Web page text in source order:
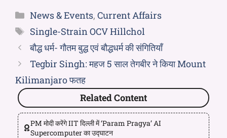
News & Events, Current Affairs
Single-Strain OCV Hillchol
बौद्ध धर्म- गौतम बुद्ध एवं बौद्धधर्म की संगितियाँ
Tegbir Singh: महज 5 साल तेगबीर ने किया Mount
Kilimanjaro फतह
Related Content
PM मोदी करेंगे IIT दिल्ली में ‘Param Pragya’ AI
Supercomputer का उद्घाटन